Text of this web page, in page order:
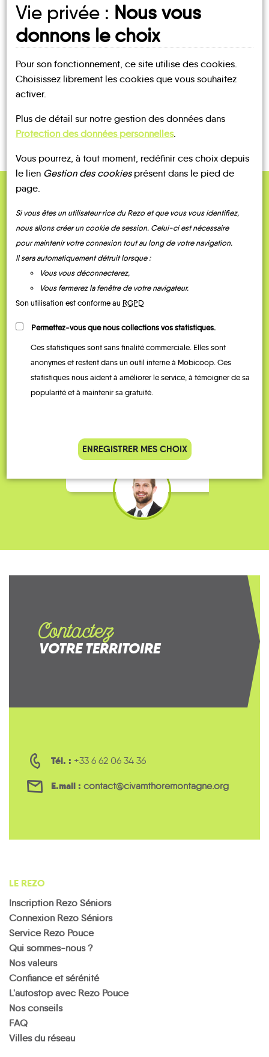
UN AVIS, UN TÉMOIGNAGE
À PARTAGER ?
CONTACTEZ-NOUS !
QUELQUES
Témoignages
Je vais bosser en train, mais le
parking de la gare est toujours
complet alors j’ai testé Rezo
Stéphane 36 ans
Contactez
VOTRE TERRITOIRE
Tél. : +33 6 62 06 34 36
E.mail : contact@civamthoremontagne.org
LE REZO
Inscription Rezo Séniors
Connexion Rezo Séniors
Service Rezo Pouce
Qui sommes-nous ?
Nos valeurs
Confiance et sérénité
L'autostop avec Rezo Pouce
Nos conseils
FAQ
Villes du réseau
Vie privée : Nous vous
donnons le choix
Pour son fonctionnement, ce site utilise des cookies.
Choisissez librement les cookies que vous souhaitez
activer.
Plus de détail sur notre gestion des données dans
Protection des données personnelles.
Vous pourrez, à tout moment, redéfinir ces choix depuis
le lien Gestion des cookiesprésent dans le pied de
page.
Si vous êtes un utilisateur·rice du Rezo et que vous vous identifiez,
nous allons créer un cookie de session. Celui-ci est nécessaire
pour maintenir votre connexion tout au long de votre navigation.
Il sera automatiquement détruit lorsque :
Vous vous déconnecterez,
Vous fermerez la fenêtre de votre navigateur.
Son utilisation est conforme au RGPD
Permettez-vous que nous collections vos statistiques.
Ces statistiques sont sans finalité commerciale. Elles sont
anonymes et restent dans un outil interne à Mobicoop. Ces
statistiques nous aident à améliorer le service, à témoigner de sa
popularité et à maintenir sa gratuité.
ENREGISTRER MES CHOIX